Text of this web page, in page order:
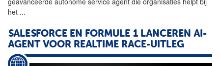
het ...
SALESFORCE EN FORMULE 1 LANCEREN AI-
AGENT VOOR REALTIME RACE-UITLEG